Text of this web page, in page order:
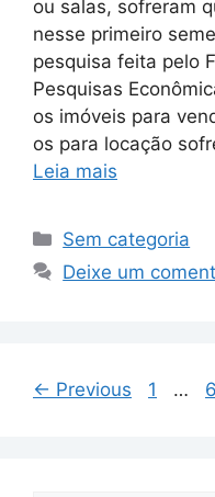
ou salas, sofreram
nesse primeiro
pesquisa feita pelo
Pesquisas
os imóveis para
os para locação
Leia mais
Sem categoria
Deixe um
← Previous 1 … 6